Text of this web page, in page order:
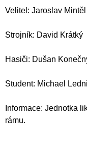
Velitel: Jaroslav Mintěl
Strojník: David Krátký
Hasiči: Dušan
Student: Michael
Informace: Jednotka
rámu.